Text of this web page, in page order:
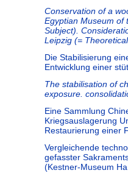
Conservation of a
Egyptian Museum of
Subject).
Leipzig (=
Die Stabilisierung
Entwicklung einer
The stabilisation of
exposure.
Eine Sammlung
Kriegsauslagerung
Restaurierung einer
Vergleichende
gefasster
(Kestner-Museum